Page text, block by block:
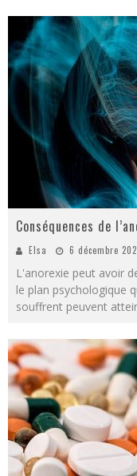
Conséquences de
Elsa 6 décembre
L'anorexie peut avoir
le plan psychologique
souffrent peuvent